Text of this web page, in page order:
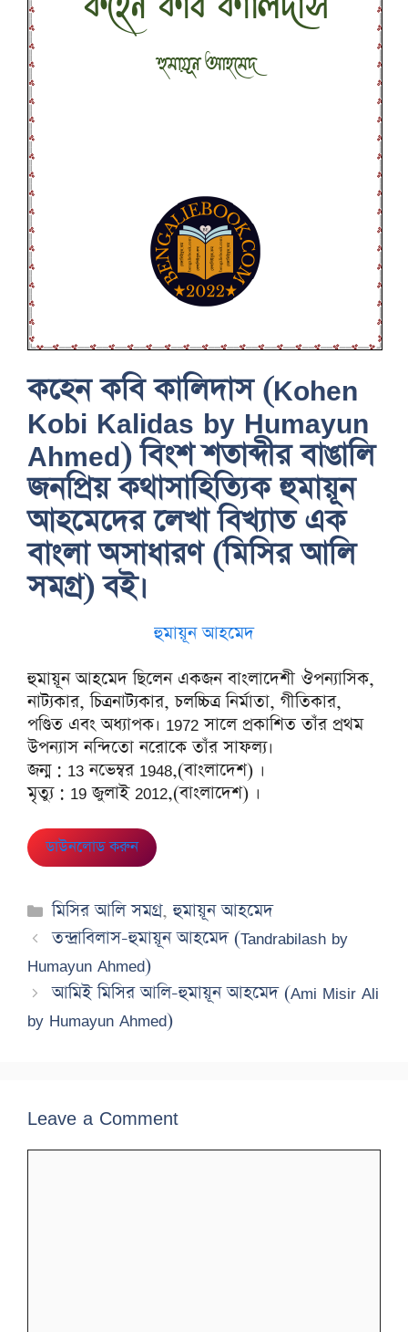
কহেন কবি কালিদাস (Kohen
Kobi Kalidas by Humayun
Ahmed) বিংশ শতাব্দীর বাঙালি
জনপ্রিয় কথাসাহিত্যিক হুমায়ূন
আহমেদের লেখা বিখ্যাত এক
বাংলা অসাধারণ (মিসির আলি
সমগ্র) বই।
হুমায়ূন আহমেদ
হুমায়ূন আহমেদ ছিলেন একজন বাংলাদেশী ঔপন্যাসিক,
নাট্যকার, চিত্রনাট্যকার, চলচ্চিত্র নির্মাতা, গীতিকার,
পণ্ডিত এবং অধ্যাপক। 1972 সালে প্রকাশিত তাঁর প্রথম
উপন্যাস নন্দিতো নরোকে তাঁর সাফল্য।
জন্ম : 13 নভেম্বর 1948,(বাংলাদেশ) ।
মৃত্যু : 19 জুলাই 2012,(বাংলাদেশ) ।
ডাউনলোড করুন
Categories
মিসির আলি সমগ্র,হুমায়ূন আহমেদ
তন্দ্রাবিলাস-হুমায়ূন আহমেদ (Tandrabilash by
Humayun Ahmed)
আমিই মিসির আলি-হুমায়ূন আহমেদ (Ami Misir Ali
by Humayun Ahmed)
Leave a Comment